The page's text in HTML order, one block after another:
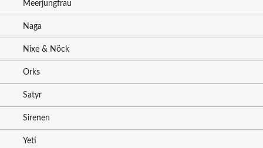
Meerjungfrau
Naga
Nixe & Nöck
Orks
Satyr
Sirenen
Yeti